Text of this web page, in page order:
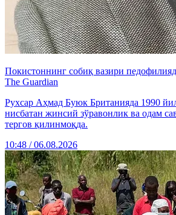
Покистоннинг собиқ вазири
The Guardian
Рухсар Аҳмад Буюк Британияда 1990
нисбатан жинсий зўравонлик ва одам
тергов қилинмоқда.
10:48 / 06.08.2026